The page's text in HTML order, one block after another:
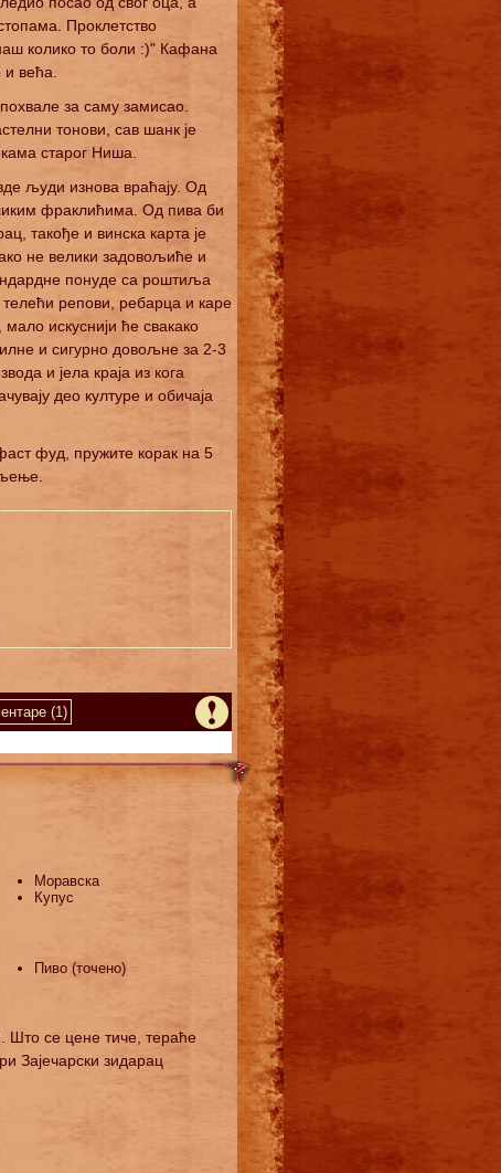
Проклетство
колико то боли :)" Кафана
већа.
за саму замисао.
тонови, сав шанк је
старог Ниша.
људи изнова враћају. Од
фраклићима. Од пива би
такође и винска карта је
не велики задовољиће и
понуде са роштиља
телећи репови, ребарца и каре
искуснији ће свакако
и сигурно довољне за 2-3
и јела краја из кога
део културе и обичаја
фуд, пружите корак на 5
(1)
Моравска
Купус
Пиво (точено)
Што се цене тиче, тераће
Зајечарски зидарац